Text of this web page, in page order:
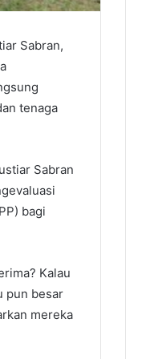
Sabran,
tenaga
Sabran
bagi
Kalau
pun besar
mereka